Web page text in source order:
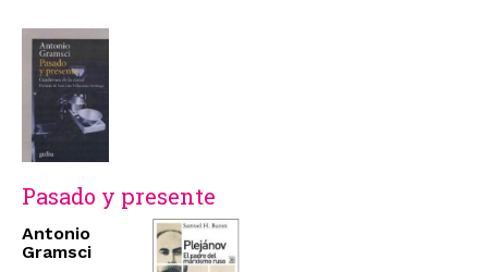
Pasado y presente
Antonio
Gramsci